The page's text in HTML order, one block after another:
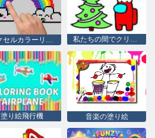
ピクセルカラーリング 私たちの間でクリスマスの着色
塗り絵飛行機 音楽の塗り絵